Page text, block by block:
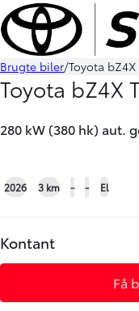
Book prøvetur
Brugte biler Toyota
Toyota bZ4X
280 kW (380 hk) aut.
DEMO
2026 3 km - - El
Kontant
Få